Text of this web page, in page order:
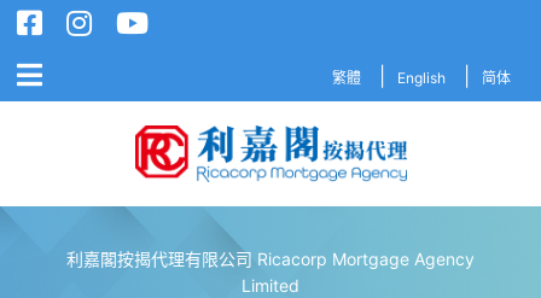
繁體 English 简体
利嘉閣按揭代理有限公司 Ricacorp Mortgage Agency
Limited